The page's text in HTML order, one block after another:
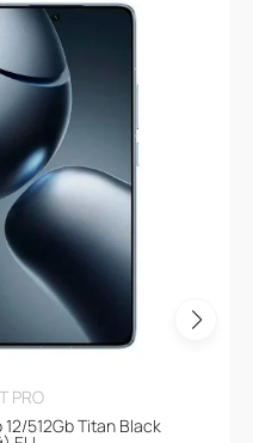
PRO
512Gb Titan Black